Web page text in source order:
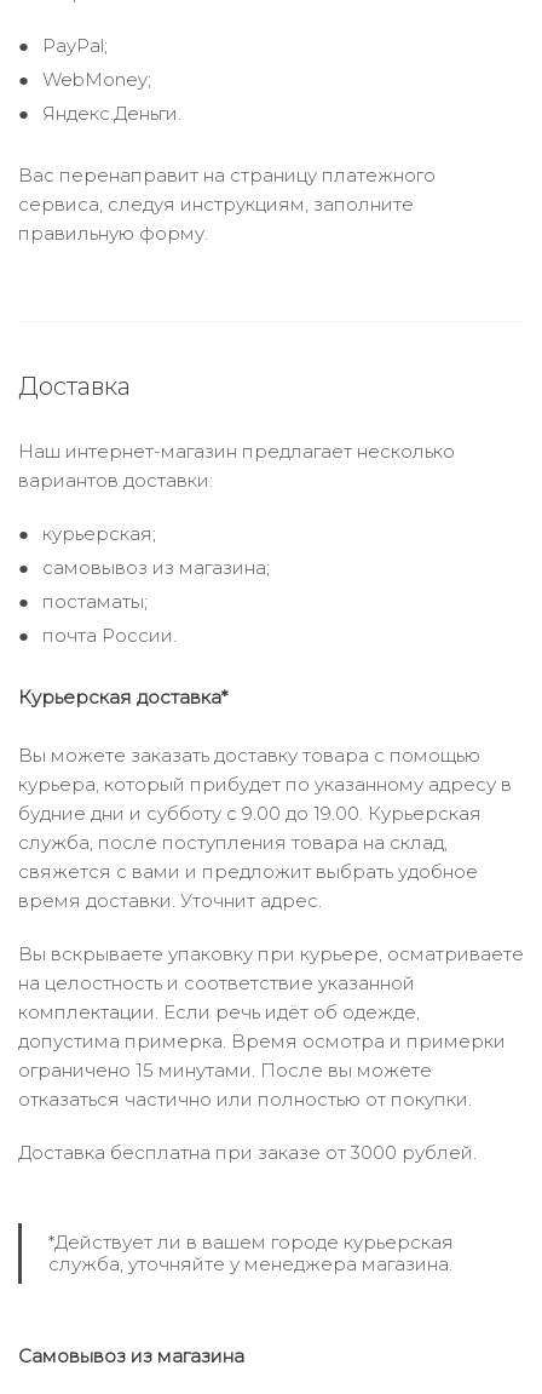
PayPal;
WebMoney;
Яндекс.Деньги.
Вас перенаправит на страницу платежного
сервиса, следуя инструкциям, заполните
правильную форму.
Доставка
Наш интернет-магазин предлагает несколько
вариантов доставки:
курьерская;
самовывоз из магазина;
постаматы;
почта России.
Курьерская доставка*
Вы можете заказать доставку товара с помощью
курьера, который прибудет по указанному адресу в
будние дни и субботу с 9.00 до 19.00. Курьерская
служба, после поступления товара на склад,
свяжется с вами и предложит выбрать удобное
время доставки. Уточнит адрес.
Вы вскрываете упаковку при курьере, осматриваете
на целостность и соответствие указанной
комплектации. Если речь идёт об одежде,
допустима примерка. Время осмотра и примерки
ограничено 15 минутами. После вы можете
отказаться частично или полностью от покупки.
Доставка бесплатна при заказе от 3000 рублей.
*Действует ли в вашем городе курьерская
служба, уточняйте у менеджера магазина.
Самовывоз из магазина